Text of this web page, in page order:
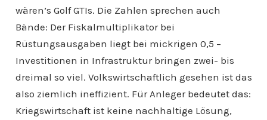
wären’s Golf GTIs. Die Zahlen sprechen auch
Bände: Der Fiskalmultiplikator bei
Rüstungsausgaben liegt bei mickrigen 0,5 –
Investitionen in Infrastruktur bringen zwei- bis
dreimal so viel. Volkswirtschaftlich gesehen ist das
also ziemlich ineffizient. Für Anleger bedeutet das:
Kriegswirtschaft ist keine nachhaltige Lösung,